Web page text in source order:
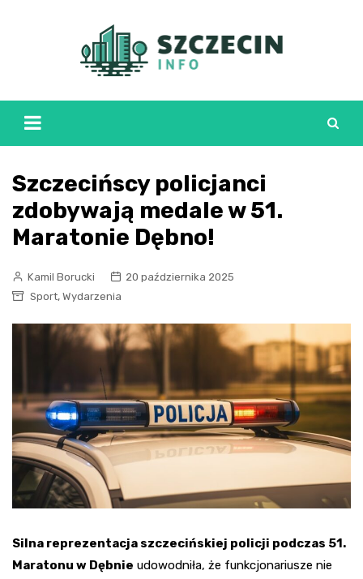
Szczecińscy policjanci
zdobywają medale w 51.
Maratonie Dębno!
Kamil Borucki
20 października 2025
Sport, Wydarzenia
Silna reprezentacja szczecińskiej policji podczas 51.
Maratonu w Dębnie udowodniła, że funkcjonariusze nie